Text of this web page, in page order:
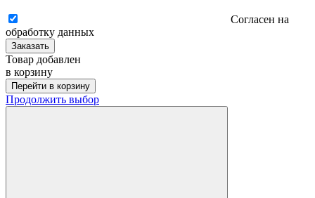
Согласен на
обработку данных
Заказать
Товар добавлен
в корзину
Перейти в корзину
Продолжить выбор